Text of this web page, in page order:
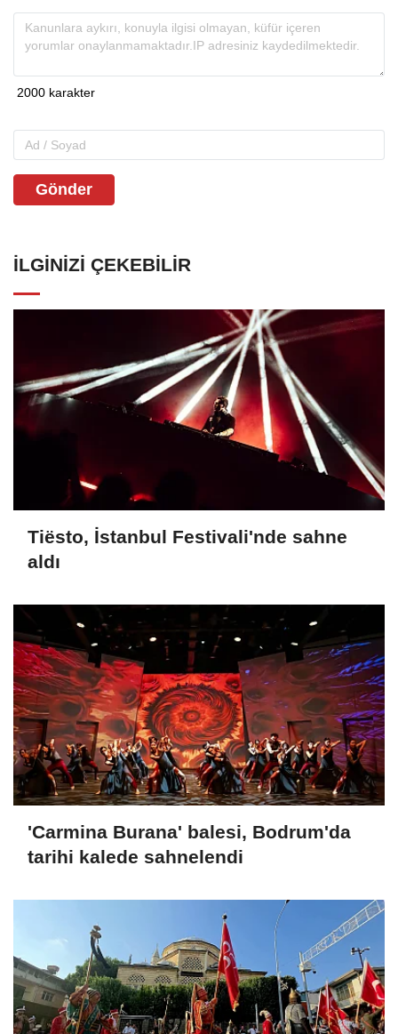
Gönder
İLGINIZI ÇEKEBILIR
Tiësto, İstanbul Festivali'nde sahne
aldı
'Carmina Burana' balesi, Bodrum'da
tarihi kalede sahnelendi